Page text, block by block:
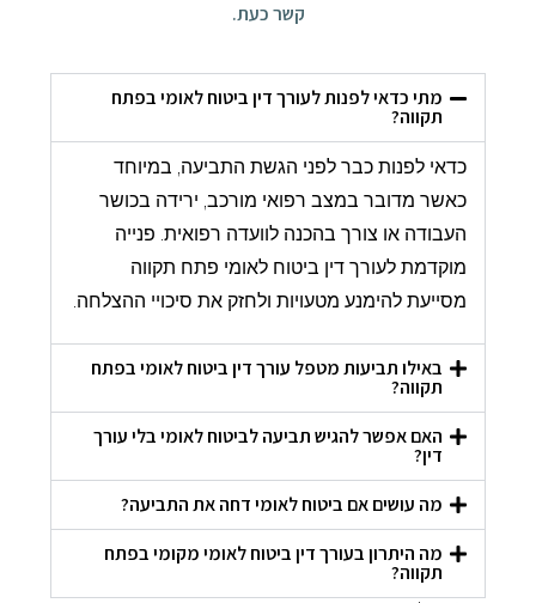
קשר כעת.
מתי כדאי לפנות לעורך דין ביטוח לאומי בפתח
תקווה?
כדאי לפנות כבר לפני הגשת התביעה, במיוחד
כאשר מדובר במצב רפואי מורכב, ירידה בכושר
העבודה או צורך בהכנה לוועדה רפואית. פנייה
מוקדמת לעורך דין ביטוח לאומי פתח תקווה
מסייעת להימנע מטעויות ולחזק את סיכויי ההצלחה.
באילו תביעות מטפל עורך דין ביטוח לאומי בפתח
תקווה?
האם אפשר להגיש תביעה לביטוח לאומי בלי עורך
דין?
מה עושים אם ביטוח לאומי דחה את התביעה?
מה היתרון בעורך דין ביטוח לאומי מקומי בפתח
תקווה?